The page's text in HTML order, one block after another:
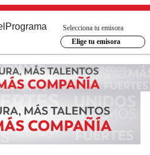
Programa
Selecciona tu emisora
Elige tu emisora